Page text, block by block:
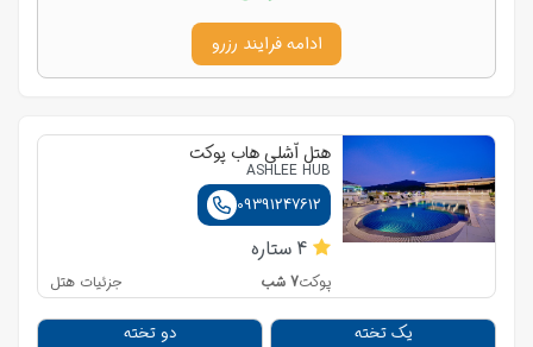
ادامه فرایند رزرو
هتل اّشلی هاب پوکت
ASHLEE HUB
09391247612
4 ستاره
پوکت7 شب جزئیات هتل
یک تخته دو تخته